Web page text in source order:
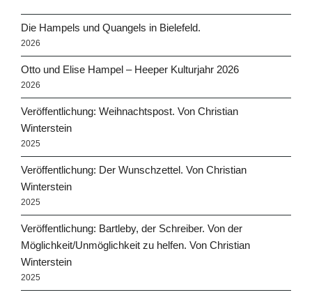
Die Hampels und Quangels in Bielefeld.
2026
Otto und Elise Hampel – Heeper Kulturjahr 2026
2026
Veröffentlichung: Weihnachtspost. Von Christian
Winterstein
2025
Veröffentlichung: Der Wunschzettel. Von Christian
Winterstein
2025
Veröffentlichung: Bartleby, der Schreiber. Von der
Möglichkeit/Unmöglichkeit zu helfen. Von Christian
Winterstein
2025